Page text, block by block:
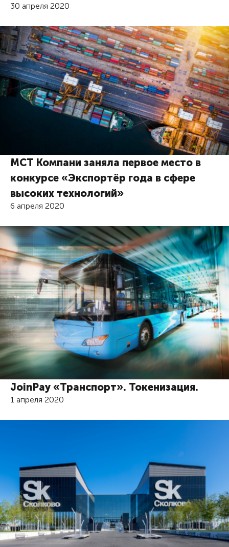
30 апреля 2020
МСТ Компани заняла первое место в
конкурсе «Экспортёр года в сфере
высоких технологий»
6 апреля 2020
JoinPay «Транспорт». Токенизация.
1 апреля 2020